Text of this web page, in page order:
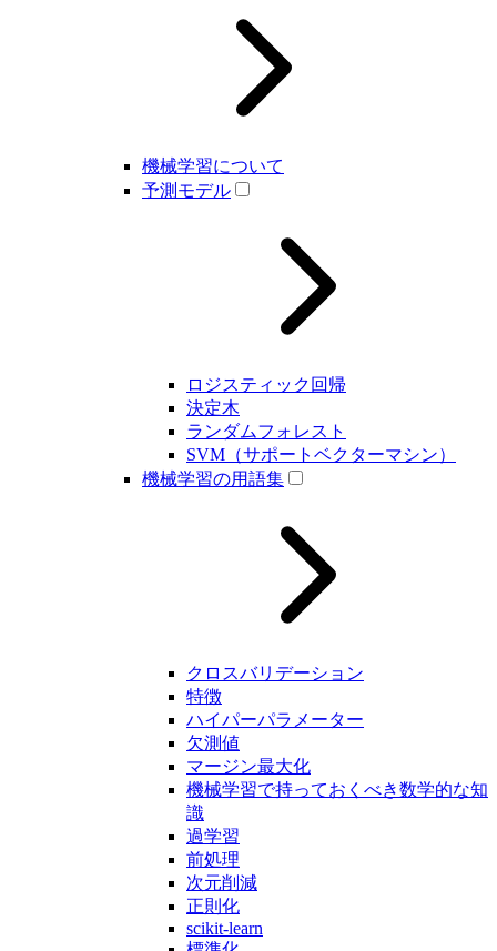
機械学習について
予測モデル
ロジスティック回帰
決定木
ランダムフォレスト
SVM（サポートベクターマシン）
機械学習の用語集
クロスバリデーション
特徴
ハイパーパラメーター
欠測値
マージン最大化
機械学習で持っておくべき数学的な知
識
過学習
前処理
次元削減
正則化
scikit-learn